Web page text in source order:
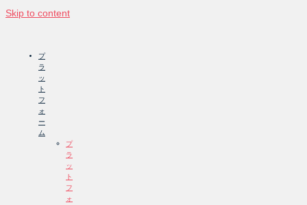
Skip to content
プ
ラ
ッ
ト
フ
ォ
ー
ム
プ
ラ
ッ
ト
フ
ォ